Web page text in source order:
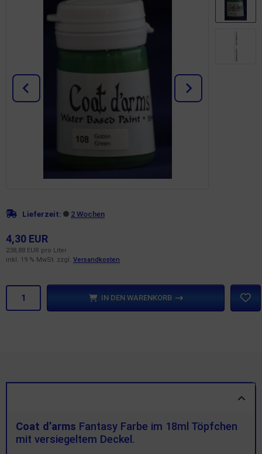
Lieferzeit: 2 Wochen
4,30 EUR
238,88 EUR pro Liter
inkl. 19 % MwSt. zzgl. Versandkosten
IN DEN WARENKORB
Coat d’arms Fantasy Farbe im 18ml Töpfchen
mit versiegeltem Deckel.